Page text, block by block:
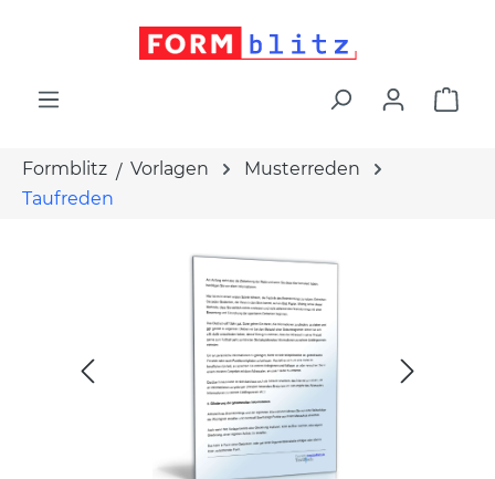
Formblitz Vorlagen
Musterreden
Taufreden